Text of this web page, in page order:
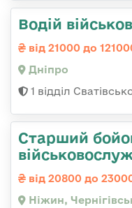
Водій
від 21000 до
Дніпро
1 відділ
Старший
від 20800 до
Ніжин,